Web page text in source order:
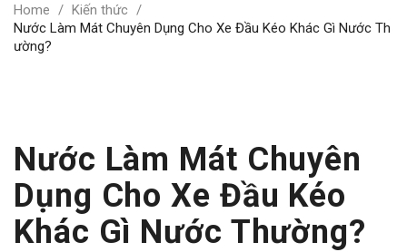
Home / Kiến thức /
Nước Làm Mát Chuyên Dụng Cho Xe Đầu Kéo Khác Gì Nước Th
ường?
Nước Làm Mát Chuyên
Dụng Cho Xe Đầu Kéo
Khác Gì Nước Thường?